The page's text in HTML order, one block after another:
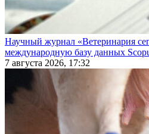
Научный журнал «Ветеринария
международную базу данных
7 августа 2026, 17:32